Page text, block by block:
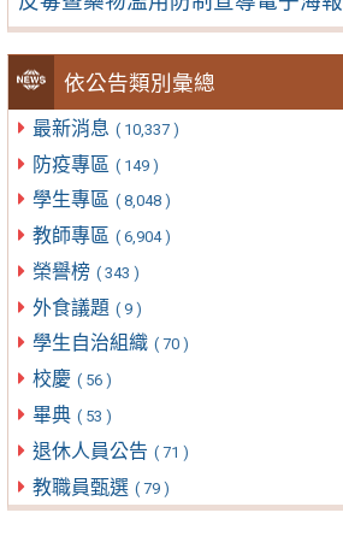
依公告類別彙總
最新消息 ( 10,337 )
防疫專區 ( 149 )
學生專區 ( 8,048 )
教師專區 ( 6,904 )
榮譽榜 ( 343 )
外食議題 ( 9 )
學生自治組織 ( 70 )
校慶 ( 56 )
畢典 ( 53 )
退休人員公告 ( 71 )
教職員甄選 ( 79 )